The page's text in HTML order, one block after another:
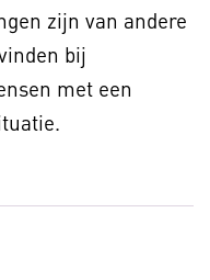
zijn van andere
bij
met een